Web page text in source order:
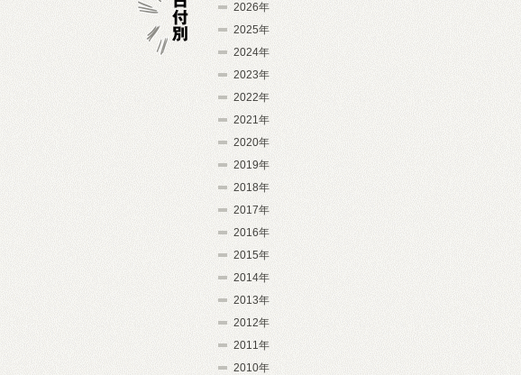
2026年
2025年
2024年
2023年
2022年
2021年
2020年
2019年
2018年
2017年
2016年
2015年
2014年
2013年
2012年
2011年
2010年